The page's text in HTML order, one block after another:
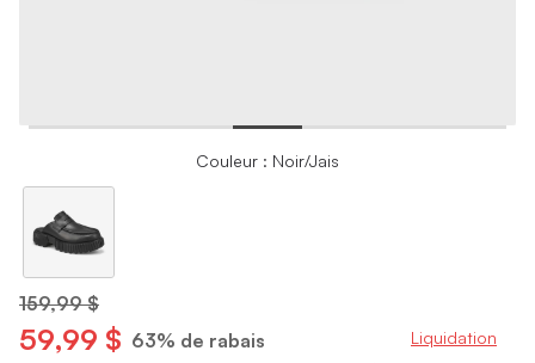
Couleur : Noir/Jais
159,99 $
59,99 $ 63% de rabais Liquidation